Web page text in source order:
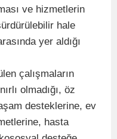
ve hizmetlerin
hale
yer aldığı
çalışmaların
olmadığı, öz
desteklerine, ev
hasta